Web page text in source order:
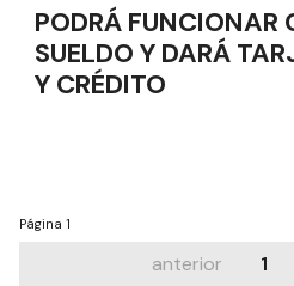
PODRÁ FUNCIONAR
SUELDO Y DARÁ
Y CRÉDITO
Página 1
anterior 1